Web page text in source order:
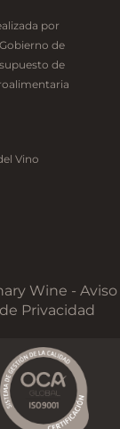
por
de
de
Vino
Wine - Aviso
Privacidad